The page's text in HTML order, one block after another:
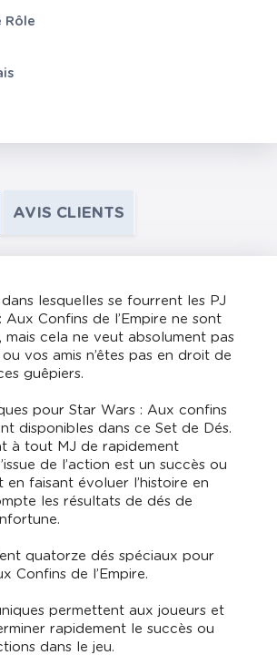
Rôle
AVIS CLIENTS
lesquelles se fourrent les PJ
Aux Confins de l’Empire ne sont
mais cela ne veut absolument pas
vos amis n’êtes pas en droit de
guêpiers.
pour Star Wars : Aux confins
disponibles dans ce Set de Dés.
à tout MJ de rapidement
de l’action est un succès ou
en faisant évoluer l’histoire en
les résultats de dés de
quatorze dés spéciaux pour
Confins de l’Empire.
permettent aux joueurs et
rapidement le succès ou
dans le jeu.